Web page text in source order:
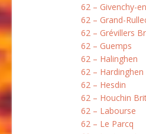
62 – Givenchy-
62 – Grand-
62 – Grévillers
62 – Guemps
62 – Halinghen
62 – Hardinghen
62 – Hesdin
62 – Houchin
62 – Labourse
62 – Le Parcq